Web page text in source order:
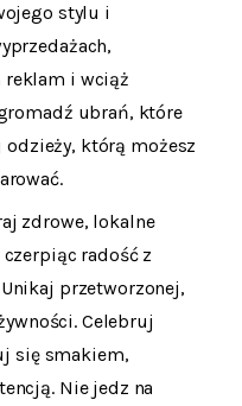
stylu i
reklam i wciąż
ubrań, które
odzieży, którą możesz
zdrowe, lokalne
radość z
przetworzonej,
Celebruj
się smakiem,
Nie jedz na